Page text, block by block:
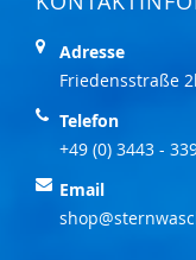
Adresse
Friedensstraße
Telefon
+49 (0) 3443 -
Email